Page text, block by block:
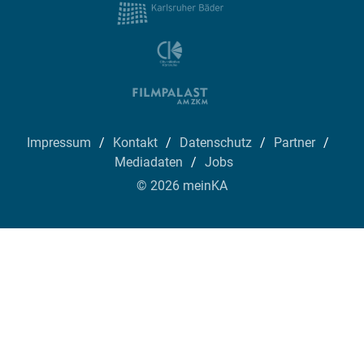
Impressum Kontakt Datenschutz
Partner
Mediadaten
Jobs
© 2026 meinKA